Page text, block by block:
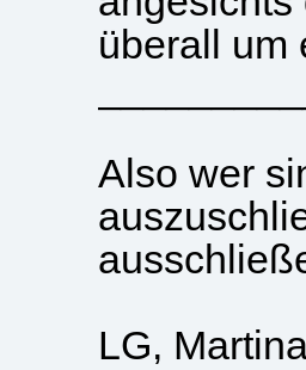
überall um
Also wer
LG,